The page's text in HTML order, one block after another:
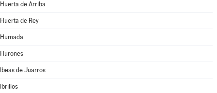
Huerta de Arriba
Huerta de Rey
Humada
Hurones
Ibeas de Juarros
Ibrillos